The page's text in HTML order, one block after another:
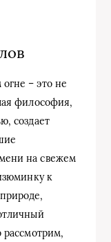
– это не
философия,
создает
на свежем
к
рассмотрим,